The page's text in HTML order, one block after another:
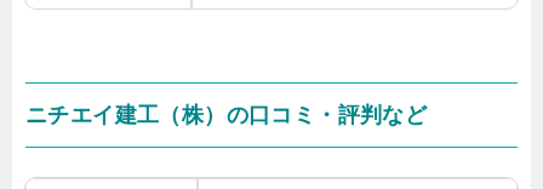
ニチエイ建工（株）の口コミ・評判など